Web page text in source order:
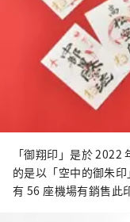
「御翔印」是於
的是以「空中的御朱
有 56 座機場有銷售此